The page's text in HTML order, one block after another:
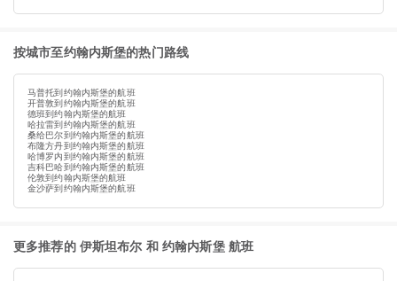
按城市至约翰内斯堡的热门路线
马普托到约翰内斯堡的航班
开普敦到约翰内斯堡的航班
德班到约翰内斯堡的航班
哈拉雷到约翰内斯堡的航班
桑给巴尔到约翰内斯堡的航班
布隆方丹到约翰内斯堡的航班
哈博罗内到约翰内斯堡的航班
吉科巴哈到约翰内斯堡的航班
伦敦到约翰内斯堡的航班
金沙萨到约翰内斯堡的航班
更多推荐的 伊斯坦布尔 和 约翰内斯堡 航班